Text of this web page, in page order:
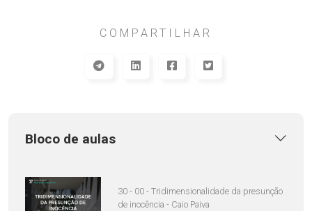
COMPARTILHAR
Bloco de aulas
30 - 00 - Tridimensionalidade da presunção
de inocência - Caio Paiva